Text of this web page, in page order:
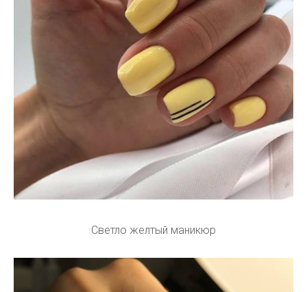
Светло желтый маникюр